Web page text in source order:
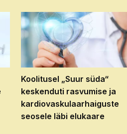
Koolitusel „Suur süda“
keskenduti rasvumise ja
kardiovaskulaarhaiguste
seosele läbi elukaare